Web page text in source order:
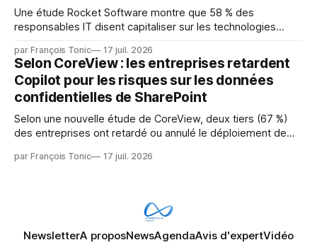
Une étude Rocket Software montre que 58 % des
responsables IT disent capitaliser sur les technologies
pression sur les usages et l'investissement. Cette pression
révèle un écart entre l'ambition et la préparation.
par François Tonic 17 juil. 2026
Selon CoreView : les entreprises retardent
Copilot pour les risques sur les données
confidentielles de SharePoint
Selon une nouvelle étude de CoreView, deux tiers (67 %)
des entreprises ont retardé ou annulé le déploiement de
données confidentielles de SharePoint. Les trois quarts (75
par François Tonic 17 juil. 2026
NewsletterA proposNewsAgendaAvis d'expertVidéo